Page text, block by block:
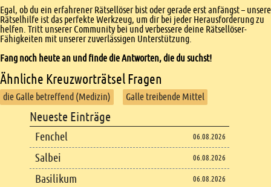
Egal, ob du ein erfahrener Rätsellöser bist oder gerade erst anfängst – unsere
Rätselhilfe ist das perfekte Werkzeug, um dir bei jeder Herausforderung zu
helfen. Tritt unserer Community bei und verbessere deine Rätsellöser-
Fähigkeiten mit unserer zuverlässigen Unterstützung.
Fang noch heute an und finde die Antworten, die du suchst!
Ähnliche Kreuzworträtsel Fragen
die Galle betreffend (Medizin)
Galle treibende Mittel
Footer content
Neueste Einträge
Fenchel 06.08.2026
Salbei 06.08.2026
Basilikum 06.08.2026